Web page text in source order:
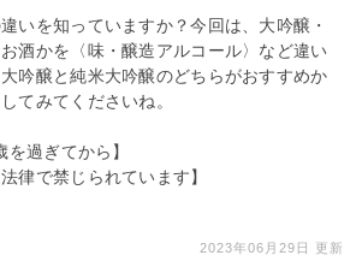
いを知っていますか？今回は、大吟醸・
酒かを〈味・醸造アルコール〉など違い
吟醸と純米大吟醸のどちらがおすすめか
てみてくださいね。
を過ぎてから】
律で禁じられています】
2023年06月29日 更新